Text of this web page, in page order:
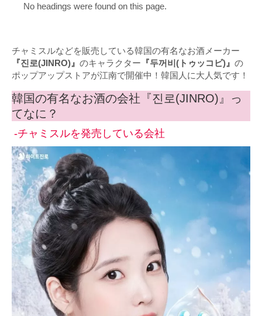
No headings were found on this page.
チャミスルなどを販売している韓国の有名なお酒メーカー
『진로(JINRO)』 のキャラクター 『두꺼비(トゥッコビ)』 の
ポップアップストアが江南で開催中！韓国人に大人気です！
韓国の有名なお酒の会社『진로(JINRO)』っ
てなに？
-チャミスルを発売している会社